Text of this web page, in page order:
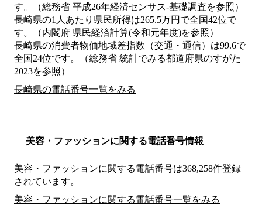
す。（総務省 平成26年経済センサス‐基礎調査を参照）
長崎県の1人あたり県民所得は265.5万円で全国42位で
す。（内閣府 県民経済計算(令和元年度)を参照）
長崎県の消費者物価地域差指数（交通・通信）は99.6で
全国24位です。（総務省 統計でみる都道府県のすがた
2023を参照）
長崎県の電話番号一覧をみる
美容・ファッションに関する電話番号情報
美容・ファッションに関する電話番号は368,258件登録
されています。
美容・ファッションに関する電話番号一覧をみる